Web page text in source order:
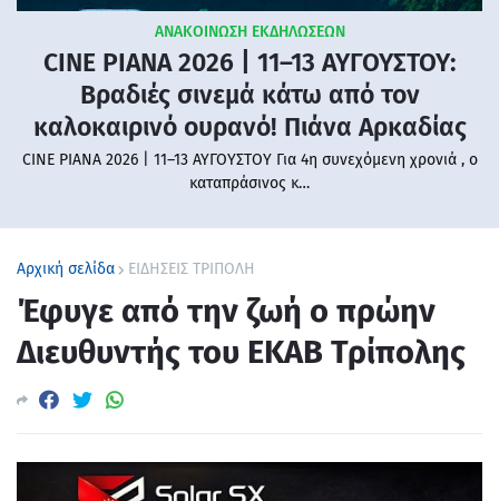
ΑΝΑΚΟΙΝΩΣΗ ΕΚΔΗΛΩΣΕΩΝ
CINE PIANA 2026 | 11–13 ΑΥΓΟΥΣΤΟΥ:
Βραδιές σινεμά κάτω από τον
καλοκαιρινό ουρανό! Πιάνα Αρκαδίας
CINE PIANA 2026 | 11–13 ΑΥΓΟΥΣΤΟΥ Για 4η συνεχόμενη χρονιά , ο
καταπράσινος κ…
Αρχική σελίδα ΕΙΔΗΣΕΙΣ ΤΡΙΠΟΛΗ
Έφυγε από την ζωή ο πρώην
Διευθυντής του ΕΚΑΒ Τρίπολης